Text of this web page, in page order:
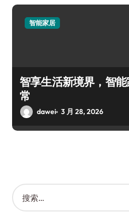
智能家居
智享生活新境界，智
常
dawei 3 月 28, 2026
搜
索
：